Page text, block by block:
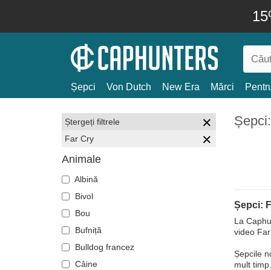
Șepci Von Dutch New Era Mărci
Ștergeți filtrele
Far Cry
Animale
Albină
Bivol
Bou
Bufniță
Bulldog francez
Câine
Șepci:
La
video
Șepcile
mult